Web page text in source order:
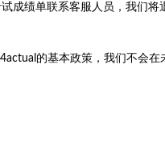
成绩单联系客服人员，我们
的基本政策，我们不会